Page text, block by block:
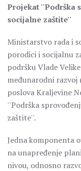
Projekat ''Podrška
socijalne zaštite''
Ministarstvo rada i
porodici i socijalnu
podršku Vlade
međunarodni
poslova Kraljevine
''Podrška
zaštite''.
Jedna komponenta
na unapređenje
nivou, odnosno